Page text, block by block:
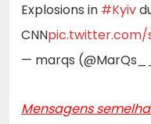
Explosions in #Kyiv
CNNpic.twitter.com/
— marqs
Mensagens